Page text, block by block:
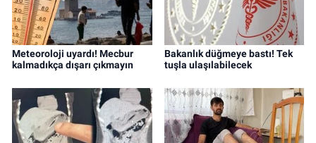
Meteoroloji uyardı! Mecbur
kalmadıkça dışarı çıkmayın
Bakanlık düğmeye bastı! Tek
tuşla ulaşılabilecek